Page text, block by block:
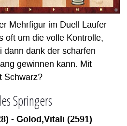
Mehrfigur im Duell Läufer
oft um die volle Kontrolle,
dann dank der scharfen
gewinnen kann. Mit
Schwarz?
Springers
- Golod,Vitali (2591)